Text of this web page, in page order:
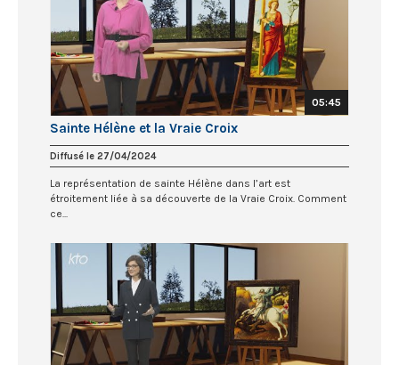
05:45
Sainte Hélène et la Vraie Croix
Diffusé le 27/04/2024
La représentation de sainte Hélène dans l’art est
étroitement liée à sa découverte de la Vraie Croix. Comment
ce...